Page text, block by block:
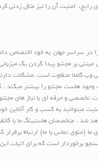
رایج، امنیت آن را نیز مثال زدنی
در سراسر جهان به خود
بر مجنتو پیدا کردن یک
وب کاملا متفاوت است .مشکلات
هاست مجنتو را بیشتر
و حرفه ای با نیاز های مجنتو
میتوانید به کسب و کار آنلاین
تماس با ما) ارتباط برقرار
برخوردار است که برای اثبات این